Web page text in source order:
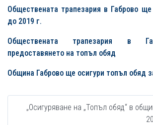
Обществената трапезария в Габрово
до 2019 г.
Обществената трапезария в
предоставянето на топъл обяд
Община Габрово ще осигури топъл обяд
„Осигуряване на „Топъл обяд“ в